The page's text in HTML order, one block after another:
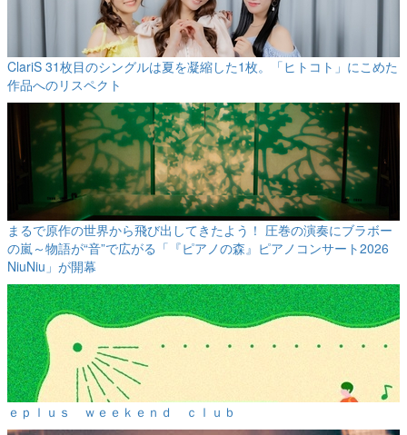
ClariS 31枚目のシングルは夏を凝縮した1枚。「ヒトコト」にこめた
作品へのリスペクト
まるで原作の世界から飛び出してきたよう！ 圧巻の演奏にブラボー
の嵐～物語が“音”で広がる「『ピアノの森』ピアノコンサート2026
NiuNiu」が開幕
ｅｐｌｕｓ ｗｅｅｋｅｎｄ ｃｌｕｂ